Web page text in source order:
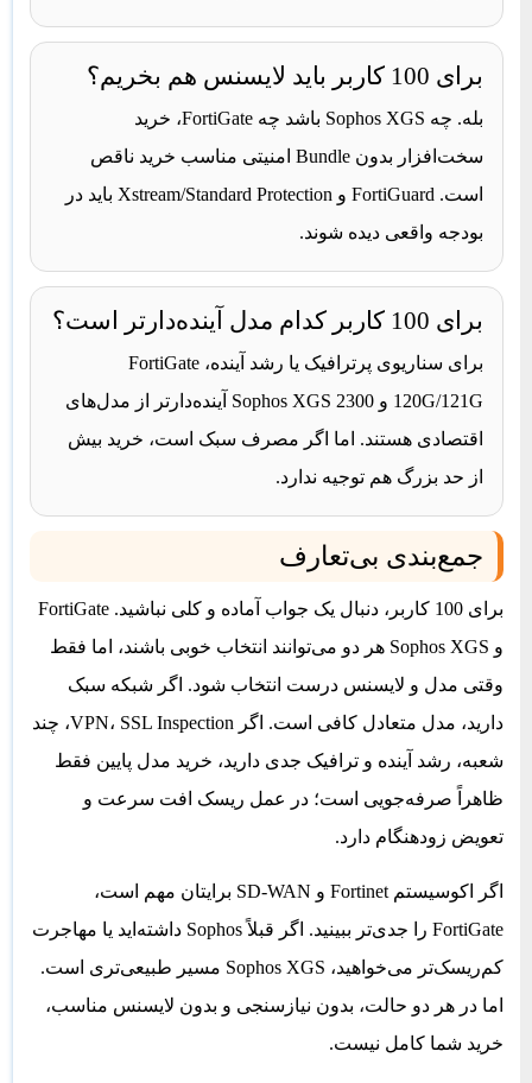
برای 100 کاربر باید لایسنس هم بخریم؟
بله. چه Sophos XGS باشد چه FortiGate، خرید
سخت‌افزار بدون Bundle امنیتی مناسب خرید ناقص
است. FortiGuard و Xstream/Standard Protection باید در
بودجه واقعی دیده شوند.
برای 100 کاربر کدام مدل آینده‌دارتر است؟
برای سناریوی پرترافیک یا رشد آینده، FortiGate
120G/121G و Sophos XGS 2300 آینده‌دارتر از مدل‌های
اقتصادی هستند. اما اگر مصرف سبک است، خرید بیش
از حد بزرگ هم توجیه ندارد.
جمع‌بندی بی‌تعارف
برای 100 کاربر، دنبال یک جواب آماده و کلی نباشید. FortiGate
و Sophos XGS هر دو می‌توانند انتخاب خوبی باشند، اما فقط
وقتی مدل و لایسنس درست انتخاب شود. اگر شبکه سبک
دارید، مدل متعادل کافی است. اگر VPN، SSL Inspection، چند
شعبه، رشد آینده و ترافیک جدی دارید، خرید مدل پایین فقط
ظاهراً صرفه‌جویی است؛ در عمل ریسک افت سرعت و
تعویض زودهنگام دارد.
اگر اکوسیستم Fortinet و SD-WAN برایتان مهم است،
FortiGate را جدی‌تر ببینید. اگر قبلاً Sophos داشته‌اید یا مهاجرت
کم‌ریسک‌تر می‌خواهید، Sophos XGS مسیر طبیعی‌تری است.
اما در هر دو حالت، بدون نیازسنجی و بدون لایسنس مناسب،
خرید شما کامل نیست.